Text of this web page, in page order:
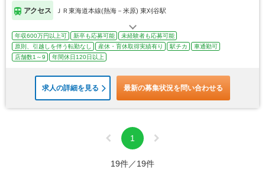
アクセス ＪＲ東海道本線(熱海－米原) 東刈谷駅
年収600万円以上可 新卒も応募可能
未経験者も応募可能
原則、引越しを伴う転勤なし
産休・育休取得実績有り 駅チカ
車通勤可
店舗数1～9
年間休日120日以上
求人の詳細を見る 最新の募集状況を問い合わせる
1
19件／19件